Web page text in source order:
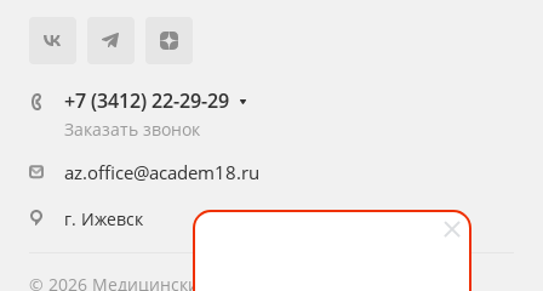
+7 (3412) 22-29-29
Заказать звонок
az.office@academ18.ru
г. Ижевск
© 2026 Медицинский центр «Академия Здоровья»